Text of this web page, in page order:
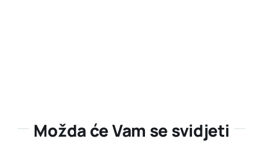
Možda će Vam se svidjeti